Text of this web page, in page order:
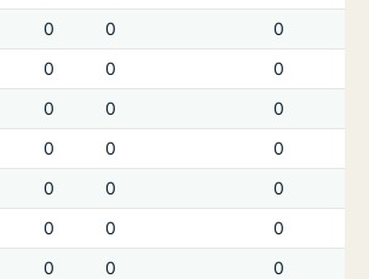
0 0
0
0 0
0
0 0
0
0 0
0
0 0
0
0 0
0
0 0
0